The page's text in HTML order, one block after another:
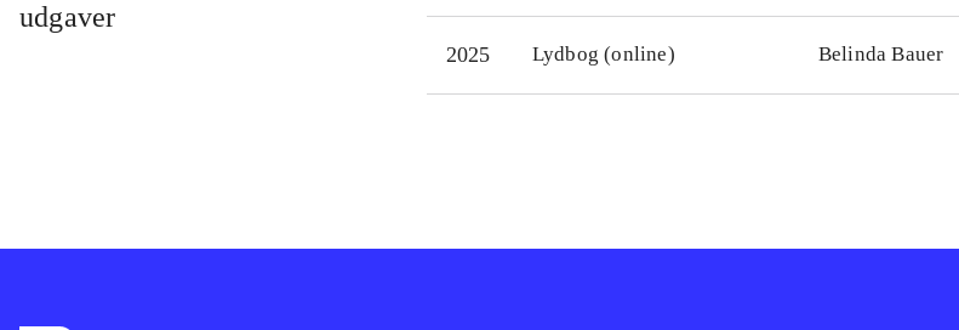
udgaver
2025 Lydbog (online) Belinda Bauer